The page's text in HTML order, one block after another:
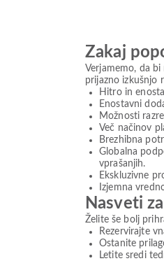
Zakaj
Verjamemo, da
prijazno izkušnjo
Hitro in
Enostavni
Možnosti
Več načinov
Brezhibna
Globalna
vprašanjih.
Ekskluzivne
Izjemna
Nasveti
Želite še bolj
Rezervirajte
Ostanite
Letite sredi